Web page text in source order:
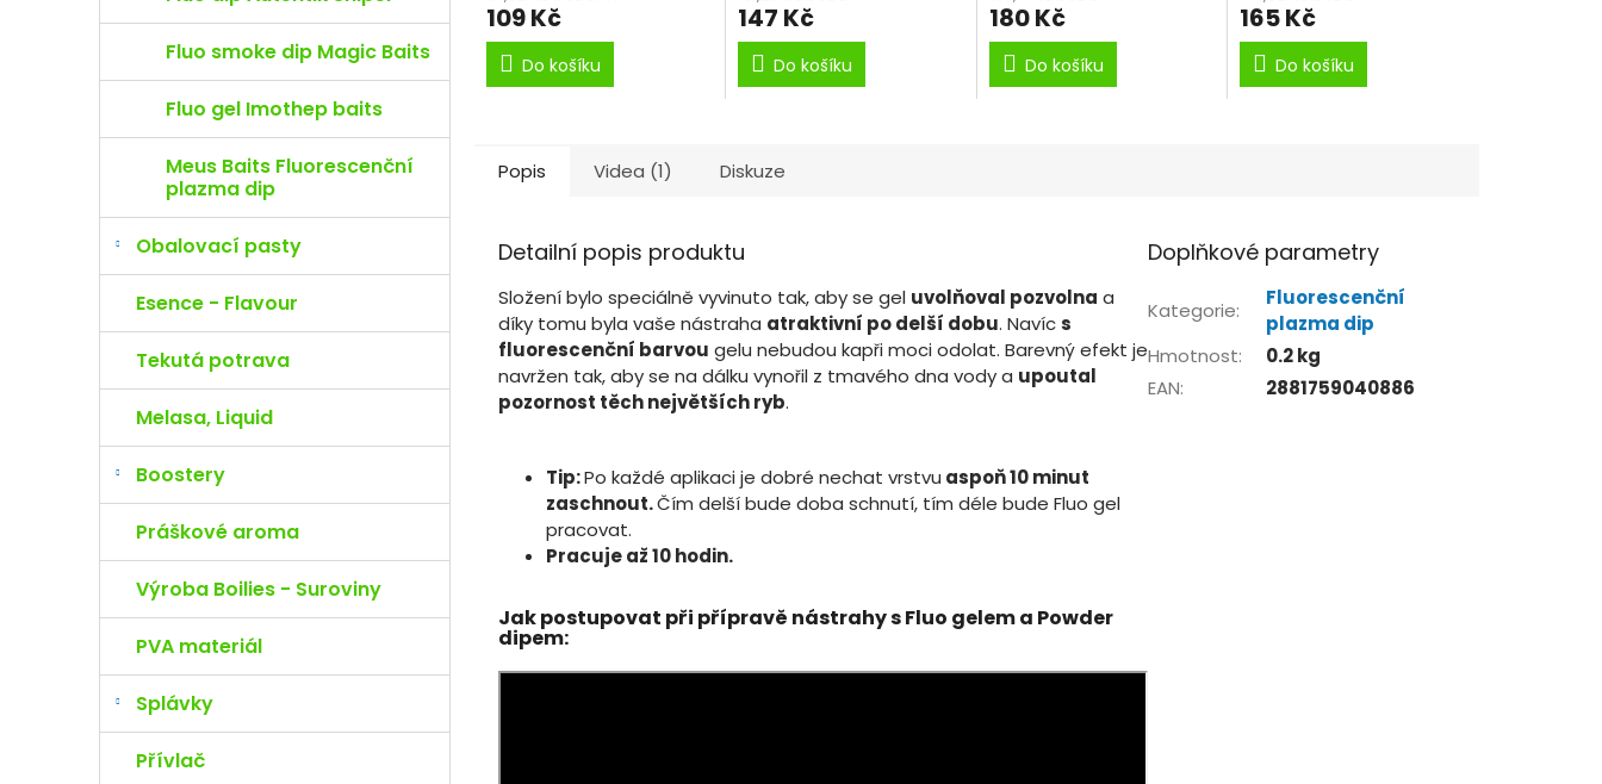
Fluo smoke dip Magic Baits
Fluo gel Imothep baits
Meus Baits Fluorescenční
plazma dip
Obalovací pasty
Esence - Flavour
Tekutá potrava
Melasa, Liquid
Boostery
Práškové aroma
Výroba Boilies - Suroviny
PVA materiál
Splávky
Přívlač
109 Kč
Do košíku
147 Kč
Do košíku
180 Kč
Do košíku
165 Kč
Do košíku
Popis Videa (1) Diskuze
Detailní popis produktu
Složení bylo speciálně vyvinuto tak, aby se gel uvolňoval pozvolna a
díky tomu byla vaše nástraha atraktivní po delší dobu. Navícs
fluorescenční barvou gelu nebudou kapři moci odolat. Barevný efekt je
navržen tak, aby se na dálku vynořil z tmavého dna vody a upoutal
pozornost těch největších ryb.
Tip:Po každé aplikaci je dobré nechat vrstvu aspoň 10 minut
zaschnout.Čím delší bude doba schnutí, tím déle bude Fluo gel
pracovat.
Pracuje až 10 hodin.
Jak postupovat při přípravě nástrahy s Fluo gelem a Powder
dipem:
Doplňkové parametry
Kategorie:
Fluorescenční
plazma dip
Hmotnost:
0.2 kg
EAN: 2881759040886